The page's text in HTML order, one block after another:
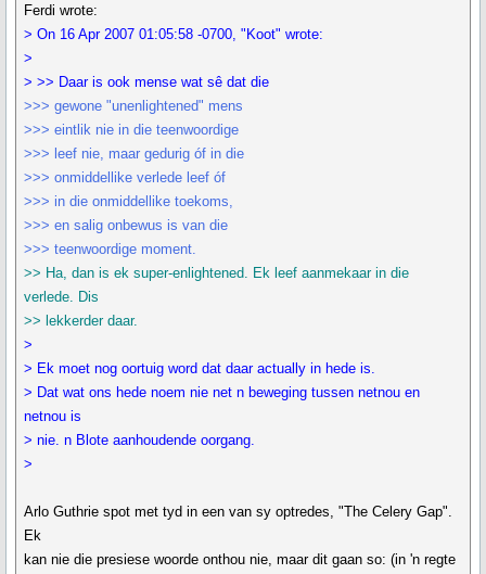
Ferdi wrote:
> On 16 Apr 2007 01:05:58 -0700, "Koot" wrote:
>
> >> Daar is ook mense wat sê dat die
>>> gewone "unenlightened" mens
>>> eintlik nie in die teenwoordige
>>> leef nie, maar gedurig óf in die
>>> onmiddellike verlede leef óf
>>> in die onmiddellike toekoms,
>>> en salig onbewus is van die
>>> teenwoordige moment.
>> Ha, dan is ek super-enlightened. Ek leef aanmekaar in die
verlede. Dis
>> lekkerder daar.
>
> Ek moet nog oortuig word dat daar actually in hede is.
> Dat wat ons hede noem nie net n beweging tussen netnou en
netnou is
> nie. n Blote aanhoudende oorgang.
>
Arlo Guthrie spot met tyd in een van sy optredes, "The Celery Gap".
Ek
kan nie die presiese woorde onthou nie, maar dit gaan so: (in 'n regte